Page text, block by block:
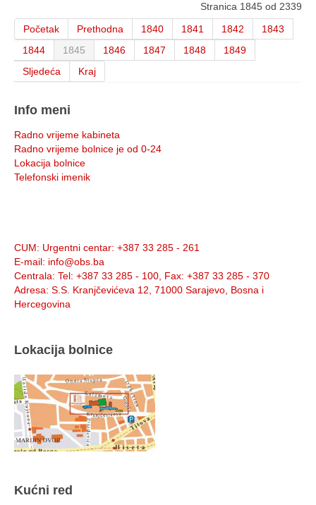
Stranica 1845 od 2339
Početak
Prethodna 1840 1841 1842
1843
1844
1845 1846 1847 1848
1849
Sljedeća
Kraj
Info meni
Radno vrijeme kabineta
Radno vrijeme bolnice je od 0-24
Lokacija bolnice
Telefonski imenik
CUM: Urgentni centar: +387 33 285 - 261
E-mail: info@obs.ba
Centrala: Tel: +387 33 285 - 100, Fax: +387 33 285 - 370
Adresa: S.S. Kranjčevićeva 12, 71000 Sarajevo, Bosna i
Hercegovina
Lokacija bolnice
Kućni red